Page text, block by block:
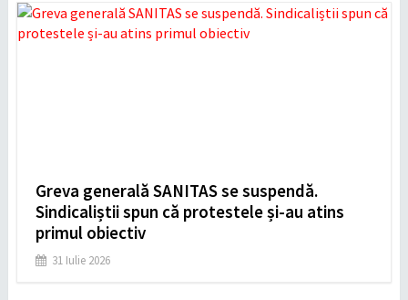
Greva generală SANITAS se suspendă.
Sindicaliștii spun că protestele și-au atins
primul obiectiv
31 Iulie 2026